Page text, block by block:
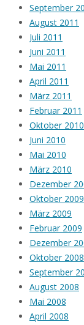
September
August 2011
Juli 2011
Juni 2011
Mai 2011
April 2011
März 2011
Februar 2011
Oktober 2010
Juni 2010
Mai 2010
März 2010
Dezember
Oktober 2009
März 2009
Februar 2009
Dezember
Oktober 2008
September
August 2008
Mai 2008
April 2008